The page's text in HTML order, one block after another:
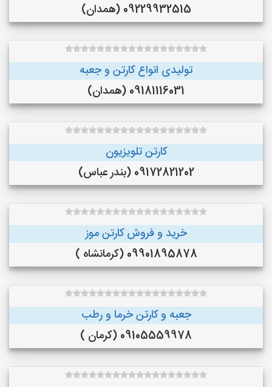
09229932515 (همدان)
تولیدی انواع کارتن و جعبه
09181116031 (همدان)
کارتن تلویزیون
09172821202 (بندر عباس)
خرید و فروش کارتن موز
09901895878 (کرمانشاه )
جعبه و کارتن خرما و رطب
09105559978 (کرمان )